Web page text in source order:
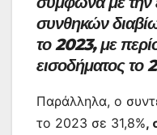
o
k
p
συνθηκών
το 2023, με
εισοδήματος το
Παράλληλα, ο
το 2023 σε 31,8%,